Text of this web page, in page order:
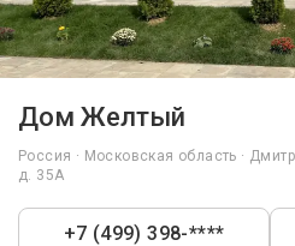
Дом Желтый
Россия · Московская область ·
д. 35А
+7 (499) 398-****